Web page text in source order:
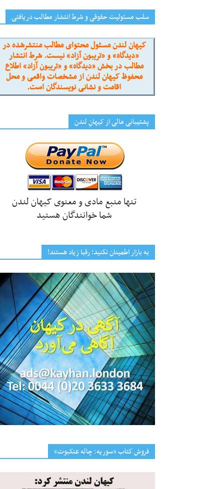
سلب مسئولیت حقوقی و شرط انتشار مطالب دریافتی
کیهان لندن مسئول محتوای مطالب منتشرشده در
«دیدگاه» و «تریبون آزاد» نیست. شرط انتشار
مطالب در بخش «دیدگاه» و «تریبون آزاد» اطلاع
محفوظ کیهان لندن از مشخصات واقعی و محل
اقامت و نشانی نویسندگان است.
پشتیبانی مالی از کیهانِ لندن
تنها منبع مادی و معنوی کیهان لندن
شما خوانندگان هستید
به بازار اطمینان نکنید؛ رقبا زیاد هستند!
فروش کتاب «سوریه: چاله عنکبوت»